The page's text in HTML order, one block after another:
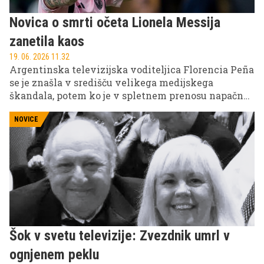
Novica o smrti očeta Lionela Messija
zanetila kaos
19. 06. 2026 11.32
Argentinska televizijska voditeljica Florencia Peña
se je znašla v središču velikega medijskega
škandala, potem ko je v spletnem prenosu napačno
NOVICE
Šok v svetu televizije: Zvezdnik umrl v
ognjenem peklu